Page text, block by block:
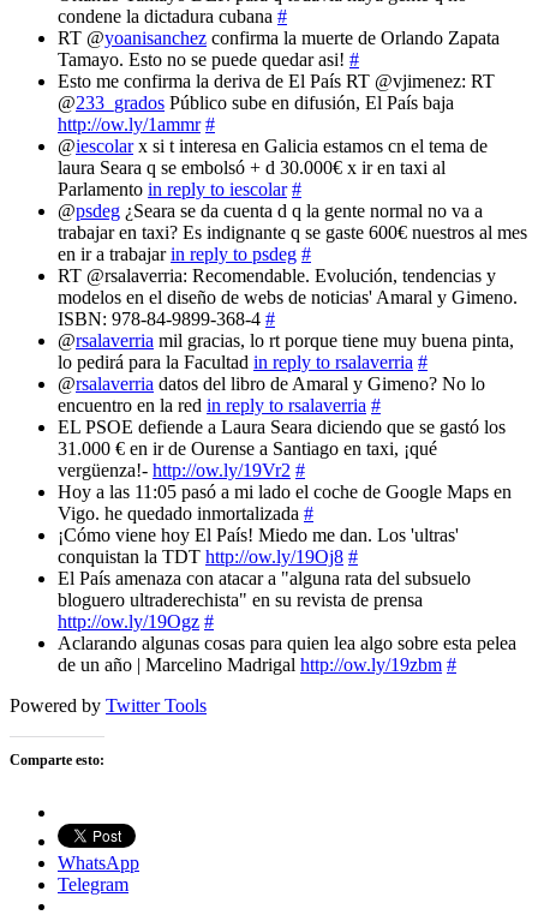
condene la dictadura cubana #
RT @yoanisanchez confirma la muerte de Orlando Zapata
Tamayo. Esto no se puede quedar asi! #
Esto me confirma la deriva de El País RT @vjimenez: RT
@233_grados Público sube en difusión, El País baja
http://ow.ly/1ammr #
@iescolarx si t interesa en Galicia estamos cn el tema de
laura Seara q se embolsó + d 30.000€ x ir en taxi al
Parlamento in reply to iescolar #
@psdeg ¿Seara se da cuenta d q la gente normal no va a
trabajar en taxi? Es indignante q se gaste 600€ nuestros al mes
en ir a trabajarin reply to psdeg #
RT @rsalaverria: Recomendable. Evolución, tendencias y
modelos en el diseño de webs de noticias' Amaral y Gimeno.
ISBN: 978-84-9899-368-4 #
@rsalaverria mil gracias, lo rt porque tiene muy buena pinta,
lo pedirá para la Facultad in reply to rsalaverria #
@rsalaverria datos del libro de Amaral y Gimeno? No lo
encuentro en la red in reply to rsalaverria #
EL PSOE defiende a Laura Seara diciendo que se gastó los
31.000 € en ir de Ourense a Santiago en taxi, ¡qué
vergüenza!- http://ow.ly/19Vr2 #
Hoy a las 11:05 pasó a mi lado el coche de Google Maps en
Vigo. he quedado inmortalizada #
¡Cómo viene hoy El País! Miedo me dan. Los 'ultras'
conquistan la TDT http://ow.ly/19Oj8 #
El País amenaza con atacar a "alguna rata del subsuelo
bloguero ultraderechista" en su revista de prensa
http://ow.ly/19Ogz #
Aclarando algunas cosas para quien lea algo sobre esta pelea
de un año | Marcelino Madrigal http://ow.ly/19zbm #
Powered by Twitter Tools
Comparte esto:
WhatsApp
Telegram